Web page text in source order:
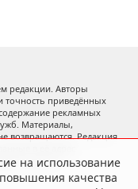
редакции. Авторы
точность приведённых
содержание рекламных
Материалы,
возвращаются. Редакция
только
на использование
качества